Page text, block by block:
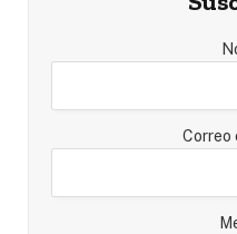
Correo